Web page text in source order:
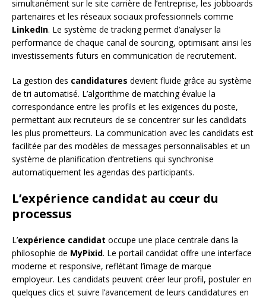
simultanément sur le site carrière de l’entreprise, les jobboards
partenaires et les réseaux sociaux professionnels comme
LinkedIn. Le système de tracking permet d’analyser la
performance de chaque canal de sourcing, optimisant ainsi les
investissements futurs en communication de recrutement.
La gestion des candidatures devient fluide grâce au système
de tri automatisé. L’algorithme de matching évalue la
correspondance entre les profils et les exigences du poste,
permettant aux recruteurs de se concentrer sur les candidats
les plus prometteurs. La communication avec les candidats est
facilitée par des modèles de messages personnalisables et un
système de planification d’entretiens qui synchronise
automatiquement les agendas des participants.
L’expérience candidat au cœur du
processus
L’expérience candidat occupe une place centrale dans la
philosophie de MyPixid. Le portail candidat offre une interface
moderne et responsive, reflétant l’image de marque
employeur. Les candidats peuvent créer leur profil, postuler en
quelques clics et suivre l’avancement de leurs candidatures en